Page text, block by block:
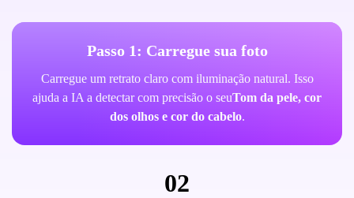
Passo 1: Carregue sua foto
Carregue um retrato claro com iluminação natural. Isso
ajuda a IA a detectar com precisão o seuTom da pele, cor
dos olhos e cor do cabelo.
02